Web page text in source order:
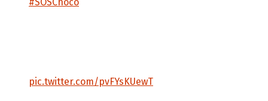
pic.twitter.com/pvFYsKUewT